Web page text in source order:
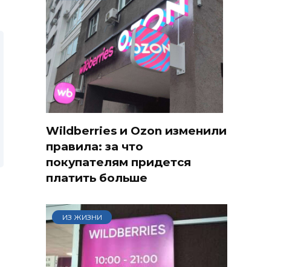
Wildberries и Ozon изменили
правила: за что
покупателям придется
платить больше
ИЗ ЖИЗНИ